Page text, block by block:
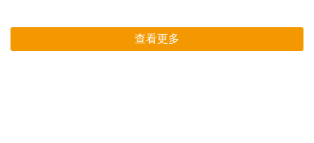
查看更多